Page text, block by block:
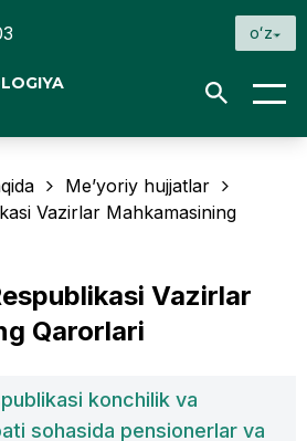
oʻz
Me’yoriy hujjatlar
Vazirlar Mahkamasining
Vazirlar
Qarorlari
konchilik va
sohasida pensionerlar va